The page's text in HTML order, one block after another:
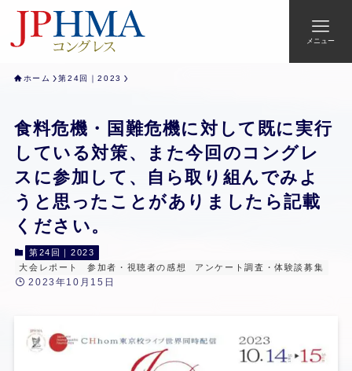
メニュー
ホーム 第24回｜2023
食料危機・国難危機に対して既に実行
している対策、また今回のコングレ
スに参加して、自ら取り組んでみよ
うと思ったことがありましたら記載
ください。
第24回｜2023
大会レポート
参加者・視聴者の感想 アンケート調査・体験談募集
2023年10月15日